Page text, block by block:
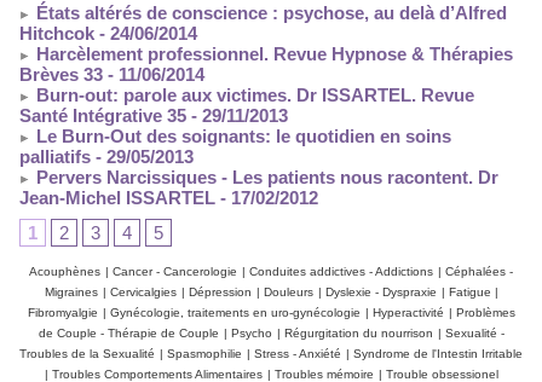
États altérés de conscience : psychose, au delà d’Alfred
Hitchcok - 24/06/2014
Harcèlement professionnel. Revue Hypnose & Thérapies
Brèves 33 - 11/06/2014
Burn-out: parole aux victimes. Dr ISSARTEL. Revue
Santé Intégrative 35 - 29/11/2013
Le Burn-Out des soignants: le quotidien en soins
palliatifs - 29/05/2013
Pervers Narcissiques - Les patients nous racontent. Dr
Jean-Michel ISSARTEL - 17/02/2012
1
2 3 4 5
Acouphènes | Cancer - Cancerologie | Conduites addictives - Addictions | Céphalées -
Migraines | Cervicalgies | Dépression | Douleurs | Dyslexie - Dyspraxie | Fatigue |
Fibromyalgie | Gynécologie, traitements en uro-gynécologie | Hyperactivité | Problèmes
de Couple - Thérapie de Couple | Psycho | Régurgitation du nourrison | Sexualité -
Troubles de la Sexualité | Spasmophilie | Stress - Anxiété | Syndrome de l'Intestin Irritable
| Troubles Comportements Alimentaires | Troubles mémoire | Trouble obsessionel